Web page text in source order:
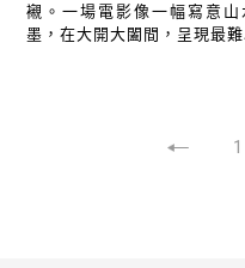
襯。一場電影像一幅寫意
墨，在大開大闔間，呈現最
1